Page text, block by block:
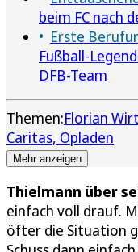
beim FC nach
Erste
Fußball-
DFB-Team
Themen:Florian
Caritas Opladen
Mehr anzeigen
Thielmann über
einfach voll drauf.
öfter die Situation